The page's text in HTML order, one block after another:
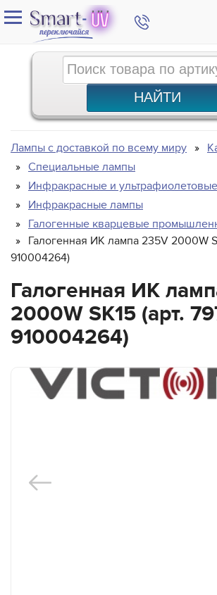
Лампы с доставкой по всему миру
Специальные лампы
Инфракрасные и
Инфракрасные лампы
Галогенные кварцевые
Галогенная ИК лампа 235V 2000W
910004264)
Галогенная ИК
2000W SK15 (арт.
910004264)